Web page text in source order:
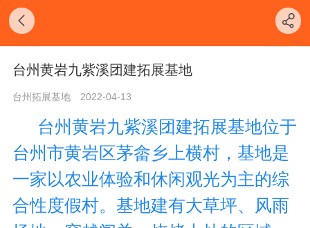
台州黄岩九紫溪团建拓展基地
台州拓展基地 2022-04-13
台州黄岩九紫溪团建拓展基地位于
台州市黄岩区茅畲乡上横村，基地是
一家以农业体验和休闲观光为主的综
合性度假村。基地建有大草坪、风雨